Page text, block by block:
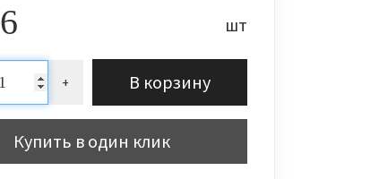
шт
+ В корзину
Купить в один клик